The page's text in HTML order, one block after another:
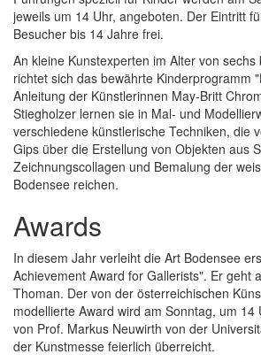
jeweils um 14 Uhr, angeboten. Der Eintritt
Besucher bis 14 Jahre frei.
An kleine Kunstexperten im Alter von sechs
richtet sich das bewährte Kinderprogramm
Anleitung der Künstlerinnen May-Britt
Stiegholzer lernen sie in Mal- und
verschiedene künstlerische Techniken, die
Gips über die Erstellung von Objekten aus
Zeichnungscollagen und Bemalung der
Bodensee reichen.
Awards
In diesem Jahr verleiht die Art Bodensee
Achievement Award for Gallerists". Er geht
Thoman. Der von der österreichischen
modellierte Award wird am Sonntag, um 14
von Prof. Markus Neuwirth von der
der Kunstmesse feierlich überreicht.